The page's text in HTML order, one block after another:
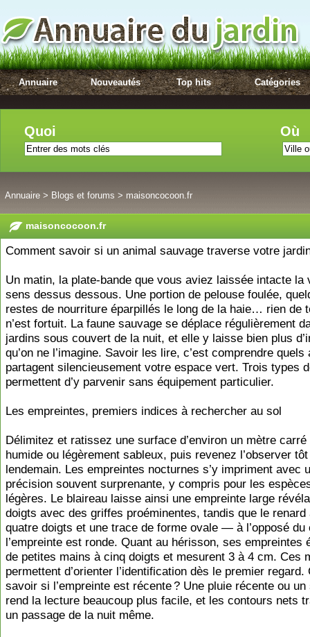
Annuaire Nouveautés Top hits Catégories
Quoi Où
Annuaire > Blogs et forums > maisoncocoon.fr
maisoncocoon.fr
Comment savoir si un animal sauvage traverse votre
Un matin, la plate-bande que vous aviez laissée intacte la
sens dessus dessous. Une portion de pelouse foulée,
restes de nourriture éparpillés le long de la haie… rien de
n’est fortuit. La faune sauvage se déplace régulièrement
jardins sous couvert de la nuit, et elle y laisse bien plus
qu’on ne l’imagine. Savoir les lire, c’est comprendre quels
partagent silencieusement votre espace vert. Trois types
permettent d’y parvenir sans équipement particulier.
Les empreintes, premiers indices à rechercher au sol
Délimitez et ratissez une surface d’environ un mètre
humide ou légèrement sableux, puis revenez l’observer
lendemain. Les empreintes nocturnes s’y impriment avec
précision souvent surprenante, y compris pour les
légères. Le blaireau laisse ainsi une empreinte large
doigts avec des griffes proéminentes, tandis que le renard
quatre doigts et une trace de forme ovale — à l’opposé du
l’empreinte est ronde. Quant au hérisson, ses empreintes
de petites mains à cinq doigts et mesurent 3 à 4 cm. Ces
permettent d’orienter l’identification dès le premier regard.
savoir si l’empreinte est récente ? Une pluie récente ou un
rend la lecture beaucoup plus facile, et les contours nets
un passage de la nuit même.